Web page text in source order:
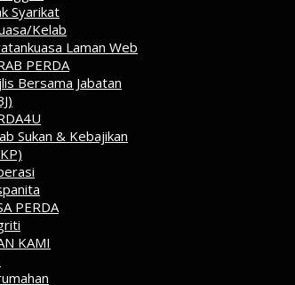
Syarikat
Kelab
Laman Web
PERDA
Bersama Jabatan
Sukan & Kebajikan
PERDA
KAMI